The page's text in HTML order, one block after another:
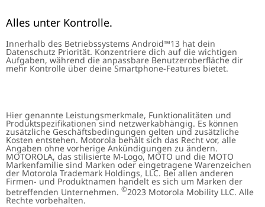
Alles unter Kontrolle.
Innerhalb des Betriebssystems Android™13 hat dein
Datenschutz Priorität. Konzentriere dich auf die wichtigen
Aufgaben, während die anpassbare Benutzeroberfläche dir
mehr Kontrolle über deine Smartphone-Features bietet.
Hier genannte Leistungsmerkmale, Funktionalitäten und
Produktspezifikationen sind netzwerkabhängig. Es können
zusätzliche Geschäftsbedingungen gelten und zusätzliche
Kosten entstehen. Motorola behält sich das Recht vor, alle
Angaben ohne vorherige Ankündigungen zu ändern.
MOTOROLA, das stilisierte M-Logo, MOTO und die MOTO
Markenfamilie sind Marken oder eingetragene Warenzeichen
der Motorola Trademark Holdings, LLC. Bei allen anderen
Firmen- und Produktnamen handelt es sich um Marken der
betreffenden Unternehmen. ©2023 Motorola Mobility LLC. Alle
Rechte vorbehalten.